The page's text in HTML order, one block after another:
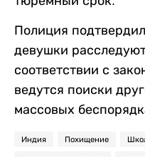
Полиция
девушки
соответствии с
ведутся поиски
массовых
Индия Похищение